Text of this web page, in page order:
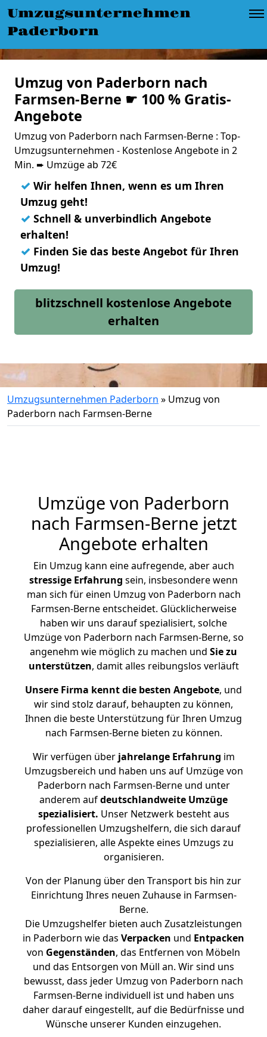
Umzugsunternehmen
Paderborn
Umzug von Paderborn nach
Farmsen-Berne ☛ 100 % Gratis-
Angebote
Umzug von Paderborn nach Farmsen-Berne : Top-
Umzugsunternehmen - Kostenlose Angebote in 2
Min. ➨ Umzüge ab 72€
✓ Wir helfen Ihnen, wenn es um Ihren
Umzug geht!
✓ Schnell & unverbindlich Angebote
erhalten!
✓ Finden Sie das beste Angebot für Ihren
Umzug!
blitzschnell kostenlose Angebote
erhalten
Umzugsunternehmen Paderborn » Umzug von
Paderborn nach Farmsen-Berne
Umzüge von Paderborn
nach Farmsen-Berne jetzt
Angebote erhalten
Ein Umzug kann eine aufregende, aber auch
stressige Erfahrung sein, insbesondere wenn
man sich für einen Umzug von Paderborn nach
Farmsen-Berne entscheidet. Glücklicherweise
haben wir uns darauf spezialisiert, solche
Umzüge von Paderborn nach Farmsen-Berne, so
angenehm wie möglich zu machen und Sie zu
unterstützen, damit alles reibungslos verläuft
Unsere Firma kennt die besten Angebote, und
wir sind stolz darauf, behaupten zu können,
Ihnen die beste Unterstützung für Ihren Umzug
nach Farmsen-Berne bieten zu können.
Wir verfügen überjahrelange Erfahrung im
Umzugsbereich und haben uns auf Umzüge von
Paderborn nach Farmsen-Berne und unter
anderem aufdeutschlandweite Umzüge
spezialisiert. Unser Netzwerk besteht aus
professionellen Umzugshelfern, die sich darauf
spezialisieren, alle Aspekte eines Umzugs zu
organisieren.
Von der Planung über den Transport bis hin zur
Einrichtung Ihres neuen Zuhause in Farmsen-
Berne.
Die Umzugshelfer bieten auch Zusatzleistungen
in Paderborn wie das Verpacken und Entpacken
von Gegenständen, das Entfernen von Möbeln
und das Entsorgen von Müll an. Wir sind uns
bewusst, dass jeder Umzug von Paderborn nach
Farmsen-Berne individuell ist und haben uns
daher darauf eingestellt, auf die Bedürfnisse und
Wünsche unserer Kunden einzugehen.